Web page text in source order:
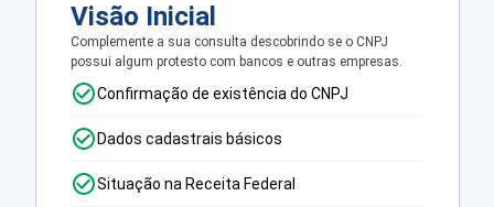
Visão Inicial
Complemente a sua consulta descobrindo se o CNPJ
possui algum protesto com bancos e outras empresas.
Confirmação de existência do CNPJ
Dados cadastrais básicos
Situação na Receita Federal